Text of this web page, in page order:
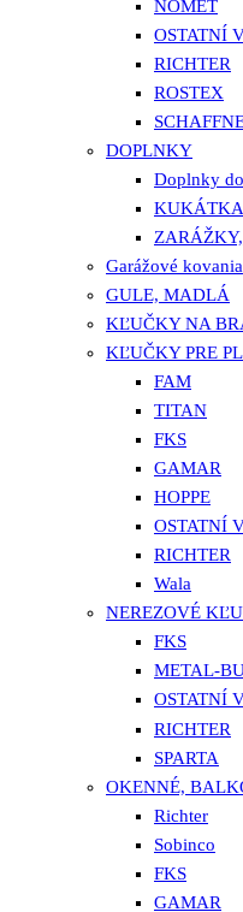
NOMET
OSTATNÍ
RICHTER
ROSTEX
DOPLNKY
Doplnky
KUKÁTKA
ZARÁŽKY,
Garážové kovania
GULE, MADLÁ
KĽUČKY NA
KĽUČKY PRE
FAM
TITAN
FKS
GAMAR
HOPPE
OSTATNÍ
RICHTER
Wala
NEREZOVÉ
FKS
METAL-
OSTATNÍ
RICHTER
SPARTA
OKENNÉ,
Richter
Sobinco
FKS
GAMAR